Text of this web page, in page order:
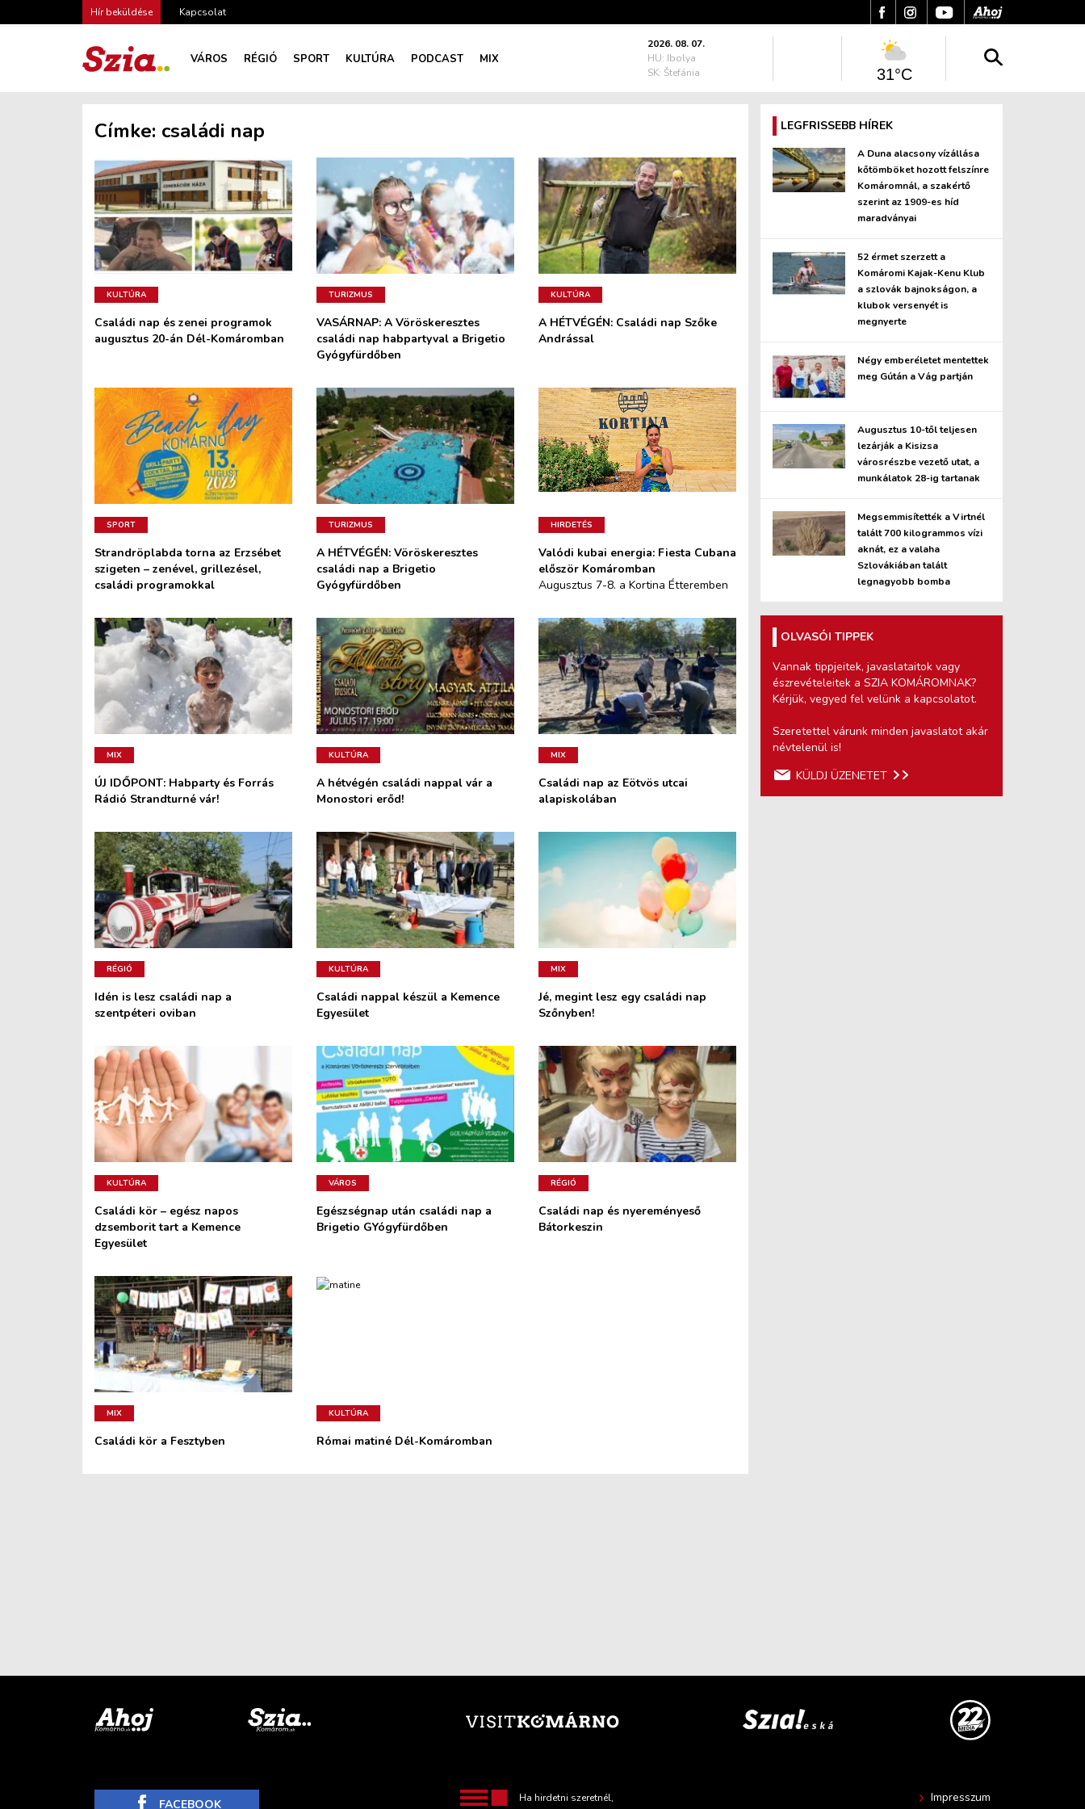
Hír beküldése Kapcsolat
VÁROS RÉGIÓ SPORT KULTÚRA PODCAST MIX
2026. 08. 07.
HU: Ibolya
SK: Štefánia
31°C
Címke: családi nap
KULTÚRA
Családi nap és zenei programok
augusztus 20-án Dél-Komáromban
TURIZMUS
VASÁRNAP: A Vöröskeresztes
családi nap habpartyval a Brigetio
Gyógyfürdőben
KULTÚRA
A HÉTVÉGÉN: Családi nap Szőke
Andrással
SPORT
Strandröplabda torna az Erzsébet
szigeten – zenével, grillezésel,
családi programokkal
TURIZMUS
A HÉTVÉGÉN: Vöröskeresztes
családi nap a Brigetio
Gyógyfürdőben
Valódi kubai energia: Fiesta Cubana
először Komáromban
Augusztus 7-8. a Kortina Étteremben
MIX
ÚJ IDŐPONT: Habparty és Forrás
Rádió Strandturné vár!
KULTÚRA
A hétvégén családi nappal vár a
Monostori erőd!
MIX
Családi nap az Eötvös utcai
alapiskolában
RÉGIÓ
Idén is lesz családi nap a
szentpéteri oviban
KULTÚRA
Családi nappal készül a Kemence
Egyesület
MIX
Jé, megint lesz egy családi nap
Szőnyben!
KULTÚRA
Családi kör – egész napos
dzsemborit tart a Kemence
Egyesület
VÁROS
Egészségnap után családi nap a
Brigetio GYógyfürdőben
RÉGIÓ
Családi nap és nyereményeső
Bátorkeszin
MIX
Családi kör a Fesztyben
KULTÚRA
Római matiné Dél-Komáromban
LEGFRISSEBB HÍREK
A Duna alacsony vízállása
kőtömböket hozott felszínre
Komáromnál, a szakértő
szerint az 1909-es híd
maradványai
52 érmet szerzett a
Komáromi Kajak-Kenu Klub
a szlovák bajnokságon, a
klubok versenyét is
megnyerte
Négy emberéletet mentettek
meg Gútán a Vág partján
Augusztus 10-től teljesen
lezárják a Kisizsa
városrészbe vezető utat, a
munkálatok 28-ig tartanak
Megsemmisítették a Virtnél
talált 700 kilogrammos vízi
aknát, ez a valaha
Szlovákiában talált
legnagyobb bomba
OLVASÓI TIPPEK
Vannak tippjeitek, javaslataitok vagy
észrevételeitek a SZIA KOMÁROMNAK?
Kérjük, vegyed fel velünk a kapcsolatot.
Szeretettel várunk minden javaslatot akár
névtelenül is!
KÜLDJ ÜZENETET
FACEBOOK
Ha hirdetni szeretnél,
Impresszum